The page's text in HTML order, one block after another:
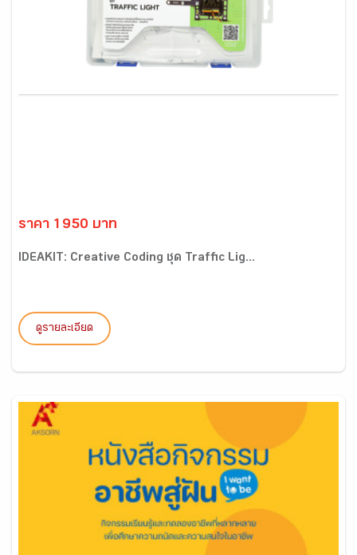
ราคา 1950 บาท
IDEAKIT: Creative Coding ชุด Traffic Lig...
ดูรายละเอียด